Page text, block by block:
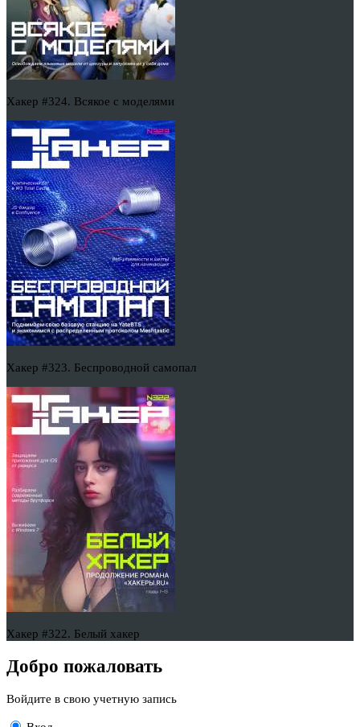
Хакер #324. Всякое с моделями
Хакер #323. Беспроводной самопал
Хакер #322. Белый хакер
Добро пожаловать
Войдите в свою учетную запись